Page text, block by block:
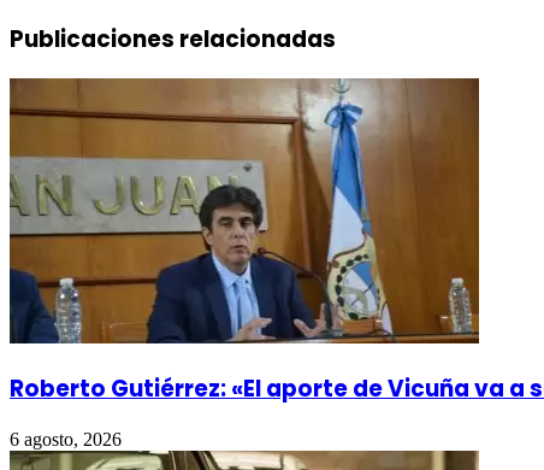
Publicaciones relacionadas
Roberto Gutiérrez: «El aporte de Vicuña va
6 agosto, 2026